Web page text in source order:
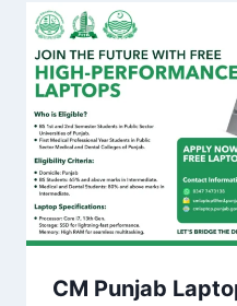
CM Punjab